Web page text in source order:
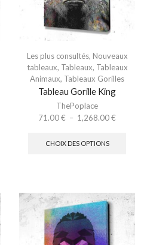
Les plus consultés, Nouveaux
tableaux, Tableaux, Tableaux
Animaux, Tableaux Gorilles
Tableau Gorille King
ThePoplace
71.00€ – 1,268.00€
CHOIX DES OPTIONS